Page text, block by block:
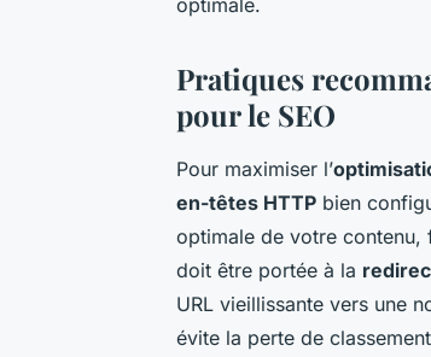
Pratiques
pour le SEO
Pour maximiser l’
en-têtes HTTP bien
optimale de votre contenu,
doit être portée à la
URL vieillissante vers une
évite la perte de